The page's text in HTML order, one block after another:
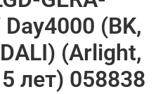
(BK,
(Arlight,
лет) 058838